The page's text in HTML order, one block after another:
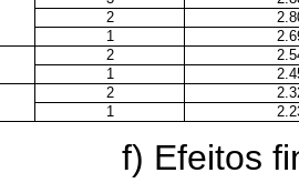
2
1
2
1
2
1
f) Efeitos